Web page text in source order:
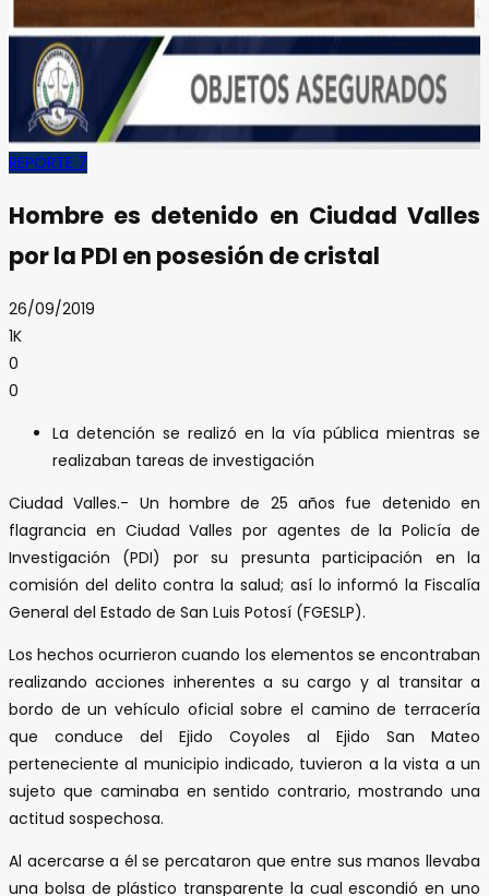
REPORTE 7
Hombre es detenido en Ciudad Valles
por la PDI en posesión de cristal
26/09/2019
1K
0
0
La detención se realizó en la vía pública mientras se
realizaban tareas de investigación
Ciudad Valles.- Un hombre de 25 años fue detenido en
flagrancia en Ciudad Valles por agentes de la Policía de
Investigación (PDI) por su presunta participación en la
comisión del delito contra la salud; así lo informó la Fiscalía
General del Estado de San Luis Potosí (FGESLP).
Los hechos ocurrieron cuando los elementos se encontraban
realizando acciones inherentes a su cargo y al transitar a
bordo de un vehículo oficial sobre el camino de terracería
que conduce del Ejido Coyoles al Ejido San Mateo
perteneciente al municipio indicado, tuvieron a la vista a un
sujeto que caminaba en sentido contrario, mostrando una
actitud sospechosa.
Al acercarse a él se percataron que entre sus manos llevaba
una bolsa de plástico transparente la cual escondió en uno